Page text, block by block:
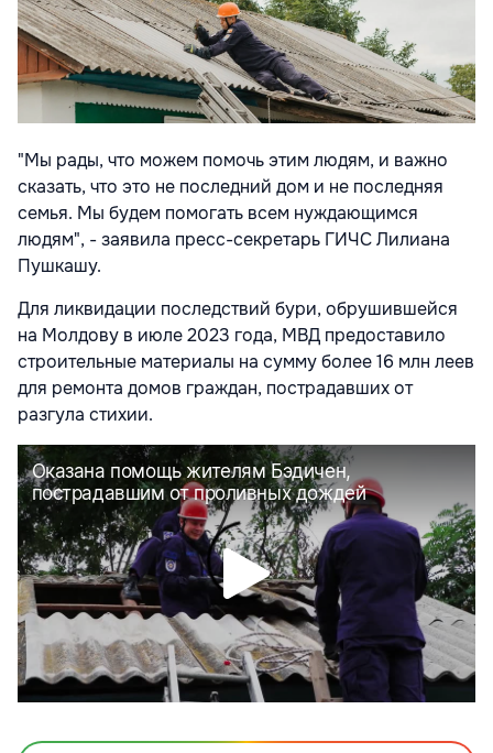
"Мы рады, что можем помочь этим людям, и важно
сказать, что это не последний дом и не последняя
семья. Мы будем помогать всем нуждающимся
людям", - заявила пресс-секретарь ГИЧС Лилиана
Пушкашу.
Для ликвидации последствий бури, обрушившейся
на Молдову в июле 2023 года, МВД предоставило
строительные материалы на сумму более 16 млн леев
для ремонта домов граждан, пострадавших от
разгула стихии.